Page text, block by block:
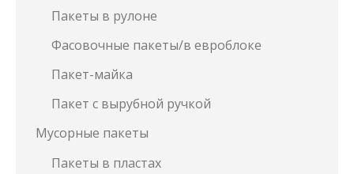
Пакеты в рулоне
Фасовочные пакеты/в евроблоке
Пакет-майка
Пакет с вырубной ручкой
Мусорные пакеты
Пакеты в пластах